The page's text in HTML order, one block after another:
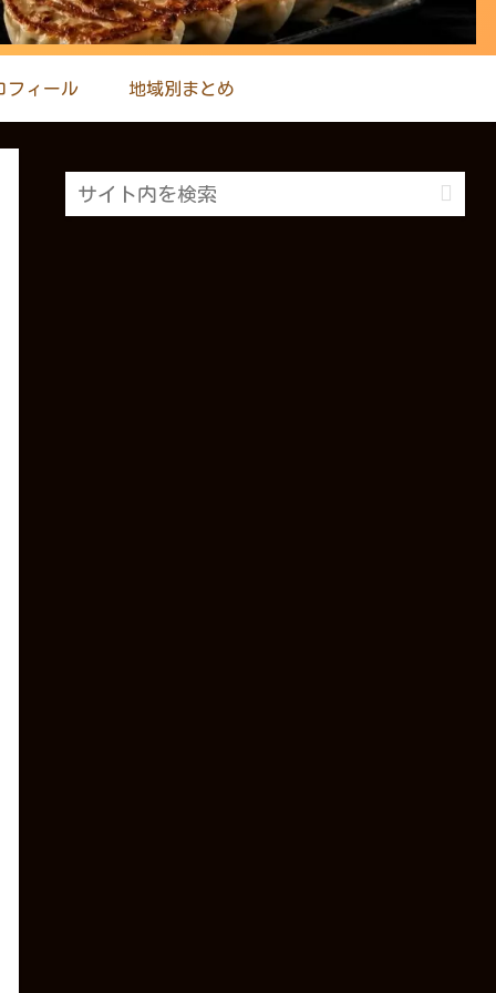
フィール 地域別まとめ